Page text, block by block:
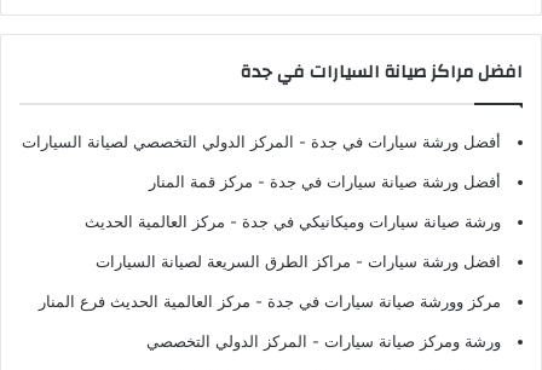
افضل مراكز صيانة السيارات في جدة
أفضل ورشة سيارات في جدة - المركز الدولي التخصصي لصيانة السيارات
أفضل ورشة صيانة سيارات في جدة - مركز قمة المنار
ورشة صيانة سيارات وميكانيكي في جدة - مركز العالمية الحديث
افضل ورشة سيارات - مراكز الطرق السريعة لصيانة السيارات
مركز وورشة صيانة سيارات في جدة - مركز العالمية الحديث فرع المنار
ورشة ومركز صيانة سيارات - المركز الدولي التخصصي